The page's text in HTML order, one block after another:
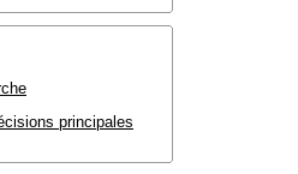
principales